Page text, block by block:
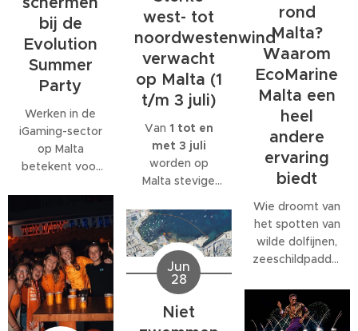
bij de
Evolution
Summer
Party
Werken in de
iGaming-sector
op Malta
betekent voor
meer dan alleen
een baan. Veel
bedrijven
bieden
behoorlijk wat
extra's, van
teamuitjes en
west- tot
noordwestenwind
verwacht
op Malta (1
t/m 3 juli)
Van 1 tot en
met 3 juli
worden op
Malta stevige
noordwestenwinden
(W/NW)
verwacht.
Volgens het
Malta Red Cross
kan de wind
tijdelijk
rond
Malta?
Waarom
EcoMarine
Malta een
heel
andere
ervaring
biedt
Wie droomt van
het spotten van
wilde dolfijnen,
zeeschildpadden
zeeleven
tijdens een
Jun
28
Niet